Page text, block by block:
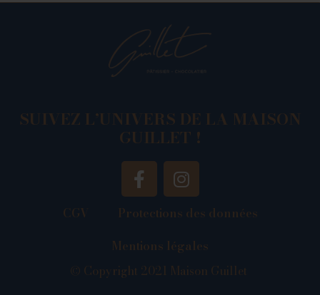
SUIVEZ L’UNIVERS DE LA MAISON
GUILLET !
CGV
Protections des données
Mentions légales
© Copyright 2021 Maison Guillet